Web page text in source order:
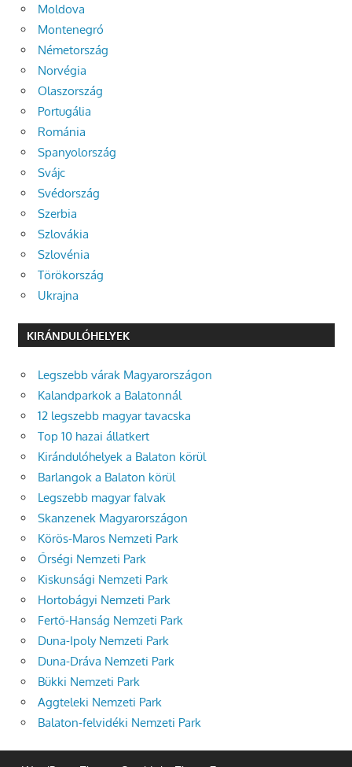
Moldova
Montenegró
Németország
Norvégia
Olaszország
Portugália
Románia
Spanyolország
Svájc
Svédország
Szerbia
Szlovákia
Szlovénia
Törökország
Ukrajna
KIRÁNDULÓHELYEK
Legszebb várak Magyarországon
Kalandparkok a Balatonnál
12 legszebb magyar tavacska
Top 10 hazai állatkert
Kirándulóhelyek a Balaton körül
Barlangok a Balaton körül
Legszebb magyar falvak
Skanzenek Magyarországon
Körös-Maros Nemzeti Park
Őrségi Nemzeti Park
Kiskunsági Nemzeti Park
Hortobágyi Nemzeti Park
Fertő-Hanság Nemzeti Park
Duna-Ipoly Nemzeti Park
Duna-Dráva Nemzeti Park
Bükki Nemzeti Park
Aggteleki Nemzeti Park
Balaton-felvidéki Nemzeti Park